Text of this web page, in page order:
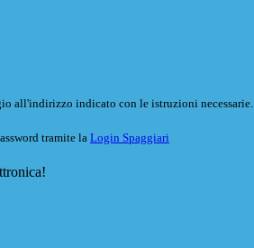
all'indirizzo indicato con le istruzioni necessarie.
tramite la Login Spaggiari